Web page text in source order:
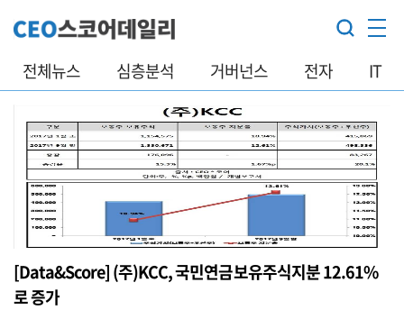
전체뉴스 심층분석 거버넌스 전자 IT
[Data&Score] (주)KCC, 국민연금보유주식지분 12.61%
로 증가